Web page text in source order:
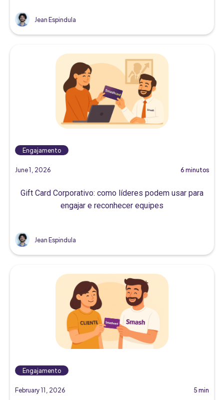
Jean Espindula
Engajamento
June 1, 2026 6 minutos
Gift Card Corporativo: como líderes podem usar para
engajar e reconhecer equipes
Jean Espindula
Engajamento
February 11, 2026 5 min